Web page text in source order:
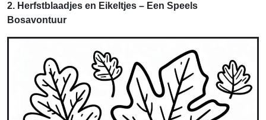
2. Herfstblaadjes en Eikeltjes – Een Speels
Bosavontuur